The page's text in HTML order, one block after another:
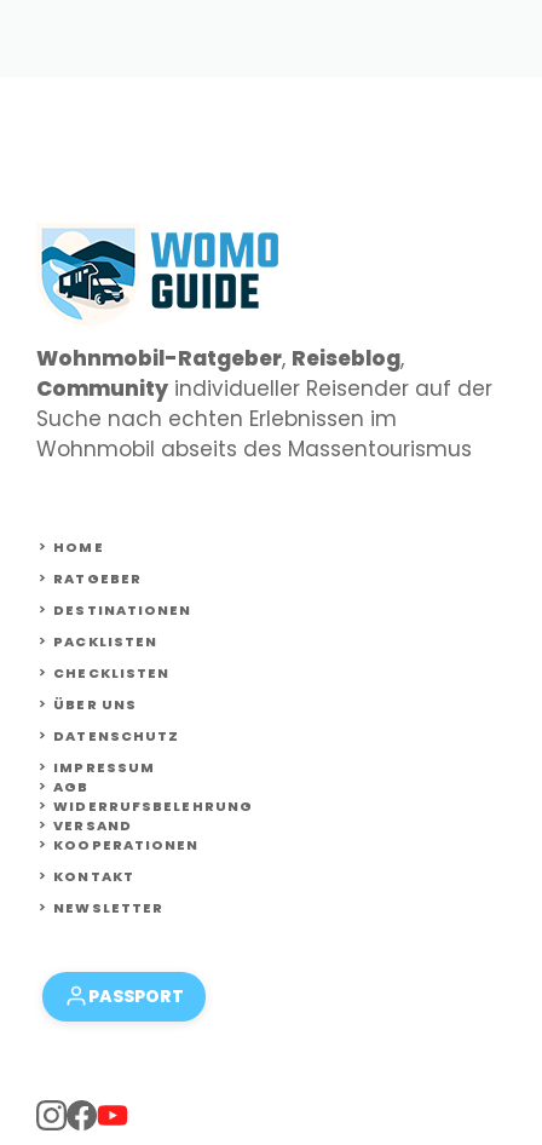
Wohnmobil-Ratgeber, Reiseblog,
Community individueller Reisender auf der
Suche nach echten Erlebnissen im
Wohnmobil abseits des Massentourismus
HOME
RATGEBER
DESTINATIONEN
PACKLISTEN
CHECKLISTEN
ÜBER UNS
DATENSCHUTZ
IMPRESSUM
AGB
WIDERRUFSBELEHRUNG
VERSAND
KOOPERATIONEN
KONTAKT
NEWSLETTER
PASSPORT